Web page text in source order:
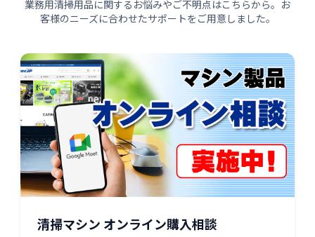
業務用清掃用品に関するお悩みやご不明点はこちらから。お
客様のニーズに合わせたサポートをご用意しました。
清掃マシン オンライン購入相談